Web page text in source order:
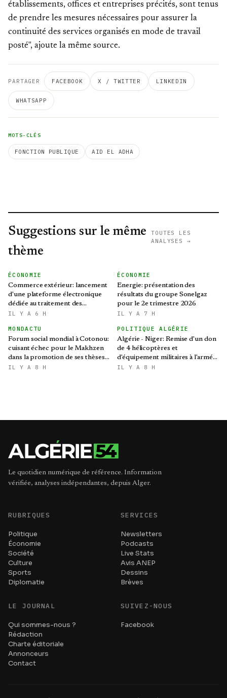
établissements, offices et entreprises précités, sont tenus
de prendre les mesures nécessaires pour assurer la
continuité des services organisés en mode de travail
posté", ajoute la même source.
PARTAGER FACEBOOK X / TWITTER LINKEDIN
WHATSAPP
MOTS-CLÉS
FONCTION PUBLIQUE AID EL ADHA
Suggestions sur le même
thème
TOUTES LES
ANALYSES →
ÉCONOMIE
Commerce extérieur: lancement
d'une plateforme électronique
dédiée au traitement des
préoccupations des opérateurs
IL Y A 6 H
ÉCONOMIE
Energie: présentation des
résultats du groupe Sonelgaz
pour le 2e trimestre 2026
IL Y A 7 H
MONDACTU
Forum social mondial à Cotonou:
cuisant échec pour le Makhzen
dans la promotion de ses thèses
colonialistes
IL Y A 8 H
POLITIQUE ALGÉRIE
Algérie - Niger: Remise d'un don
de 4 hélicoptères et
d'équipement militaires à l'armée
nigérienne
IL Y A 8 H
Le quotidien numérique de référence. Information
vérifiée, analyses indépendantes, depuis Alger.
RUBRIQUES
Politique
Économie
Société
Culture
Sports
Diplomatie
SERVICES
Newsletters
Podcasts
Live Stats
Avis ANEP
Dessins
Brèves
LE JOURNAL
Qui sommes-nous ?
Rédaction
Charte éditoriale
Annonceurs
Contact
SUIVEZ-NOUS
Facebook